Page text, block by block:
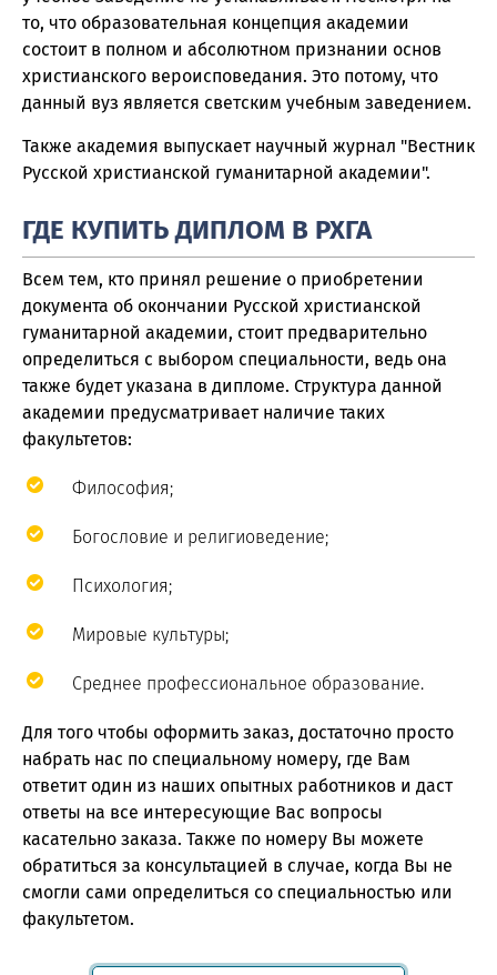
то, что образовательная концепция академии
состоит в полном и абсолютном признании основ
христианского вероисповедания. Это потому, что
данный вуз является светским учебным заведением.
Также академия выпускает научный журнал "Вестник
Русской христианской гуманитарной академии".
ГДЕ КУПИТЬ ДИПЛОМ В РХГА
Всем тем, кто принял решение о приобретении
документа об окончании Русской христианской
гуманитарной академии, стоит предварительно
определиться с выбором специальности, ведь она
также будет указана в дипломе. Структура данной
академии предусматривает наличие таких
факультетов:
Философия;
Богословие и религиоведение;
Психология;
Мировые культуры;
Среднее профессиональное образование.
Для того чтобы оформить заказ, достаточно просто
набрать нас по специальному номеру, где Вам
ответит один из наших опытных работников и даст
ответы на все интересующие Вас вопросы
касательно заказа. Также по номеру Вы можете
обратиться за консультацией в случае, когда Вы не
смогли сами определиться со специальностью или
факультетом.